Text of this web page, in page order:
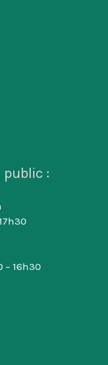
public :
– 16h30